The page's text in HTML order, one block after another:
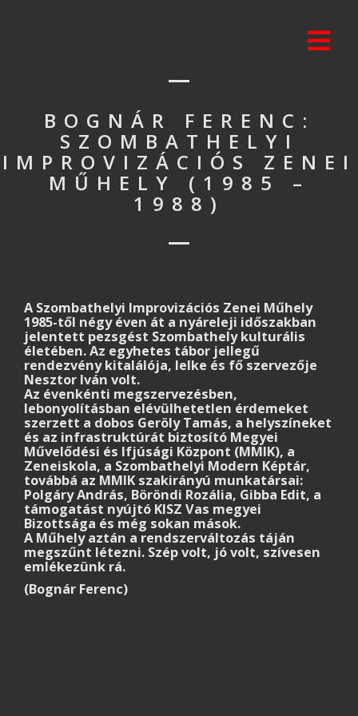
BOGNÁR FERENC:
SZOMBATHELYI
IMPROVIZÁCIÓS ZENEI
MŰHELY (1985 –
1988)
A Szombathelyi Improvizációs Zenei Műhely
1985-től négy éven át a nyáreleji időszakban
jelentett pezsgést Szombathely kulturális
életében. Az egyhetes tábor jellegű
rendezvény kitalálója, lelke és fő szervezője
Nesztor Iván volt.
Az évenkénti megszervezésben,
lebonyolításban elévülhetetlen érdemeket
szerzett a dobos Geröly Tamás, a helyszíneket
és az infrastruktúrát biztosító Megyei
Művelődési és Ifjúsági Központ (MMIK), a
Zeneiskola, a Szombathelyi Modern Képtár,
továbbá az MMIK szakirányú munkatársai:
Polgáry András, Böröndi Rozália, Gibba Edit, a
támogatást nyújtó KISZ Vas megyei
Bizottsága és még sokan mások.
A Műhely aztán a rendszerváltozás táján
megszűnt létezni. Szép volt, jó volt, szívesen
emlékezünk rá.
(Bognár Ferenc)